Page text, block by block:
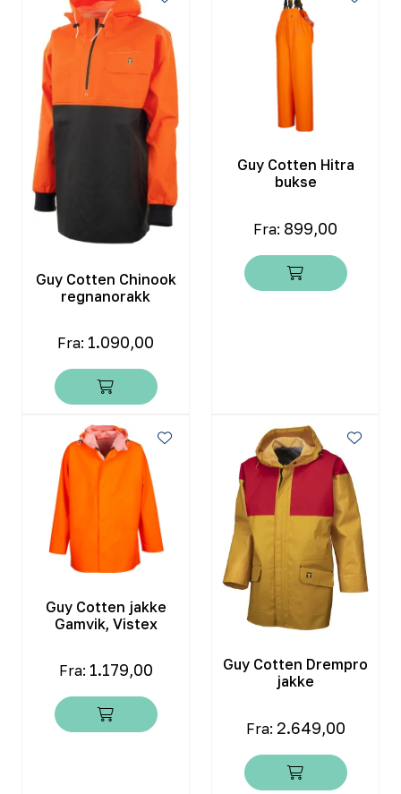
Guy Cotten Chinook
regnanorakk
Fra: 1.090,00
Guy Cotten Hitra
bukse
Fra: 899,00
Guy Cotten jakke
Gamvik, Vistex
Fra: 1.179,00
Guy Cotten Drempro
jakke
Fra: 2.649,00